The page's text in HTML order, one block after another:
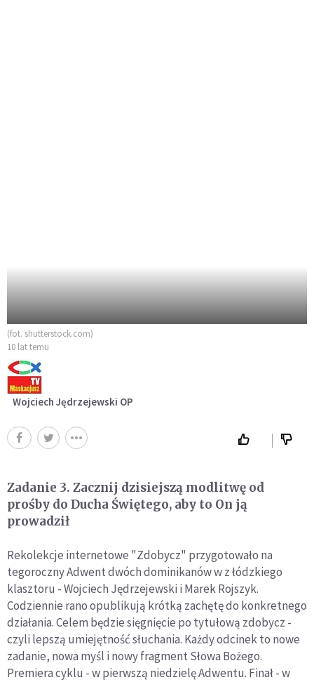
(fot. shutterstock.com)
10 lat temu
Wojciech Jędrzejewski OP
Zadanie 3. Zacznij dzisiejszą modlitwę od
prośby do Ducha Świętego, aby to On ją
prowadził
Rekolekcje internetowe "Zdobycz" przygotowało na
tegoroczny Adwent dwóch dominikanów w z łódzkiego
klasztoru - Wojciech Jędrzejewski i Marek Rojszyk.
Codziennie rano opublikują krótką zachętę do konkretnego
działania. Celem będzie sięgnięcie po tytułową zdobycz -
czyli lepszą umiejętność słuchania. Każdy odcinek to nowe
zadanie, nowa myśl i nowy fragment Słowa Bożego.
Premiera cyklu - w pierwszą niedzielę Adwentu. Finał - w